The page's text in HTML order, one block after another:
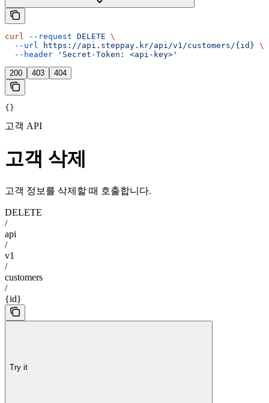
curl --request DELETE \
  --url
https://api.steppay.kr/api/v1/customers/{id} \
  --header
'Secret-Token: <api-key>'
200 403 404
{}
고객 API
고객 삭제
고객 정보를 삭제할 때 호출합니다.
DELETE
/
api
/
v1
/
customers
/
{id}
Try it